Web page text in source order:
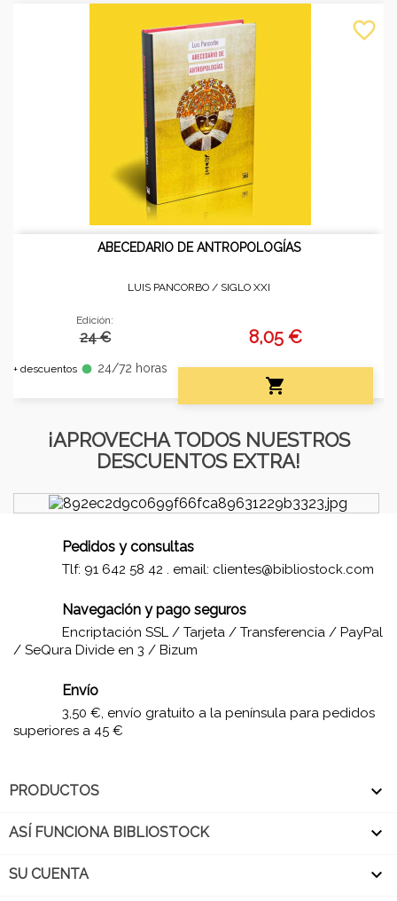
ABECEDARIO DE ANTROPOLOGÍAS
LUIS PANCORBO / SIGLO XXI
Edición:
24 €
+ descuentos fiber_manual_record 24/72 horas
8,05 €

favorite_border
¡APROVECHA TODOS NUESTROS
DESCUENTOS EXTRA!
Pedidos y consultas
Tlf: 91 642 58 42 . email: clientes@bibliostock.com
Navegación y pago seguros
Encriptación SSL / Tarjeta / Transferencia / PayPal
/ SeQura Divide en 3 / Bizum
Envío
3,50 €, envío gratuito a la península para pedidos
superiores a 45 €
PRODUCTOS 
ASÍ FUNCIONA BIBLIOSTOCK 
SU CUENTA 